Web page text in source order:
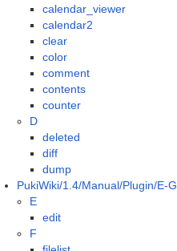
calendar_viewer
calendar2
clear
color
comment
contents
counter
D
deleted
diff
dump
PukiWiki/1.4/Manual/Plugin/E-G
E
edit
F